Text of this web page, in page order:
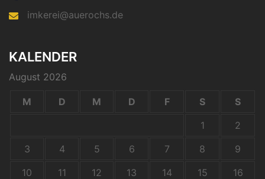
imkerei@auerochs.de
KALENDER
August 2026
M D M D F S
S
1
2
3
4 5 6 7 8
9
10
11 12 13 14 15
16